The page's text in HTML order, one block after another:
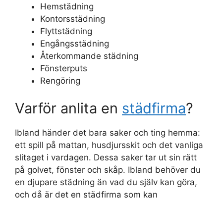
Hemstädning
Kontorsstädning
Flyttstädning
Engångsstädning
Återkommande städning
Fönsterputs
Rengöring
Varför anlita en städfirma?
Ibland händer det bara saker och ting hemma:
ett spill på mattan, husdjursskit och det vanliga
slitaget i vardagen. Dessa saker tar ut sin rätt
på golvet, fönster och skåp. Ibland behöver du
en djupare städning än vad du själv kan göra,
och då är det en städfirma som kan